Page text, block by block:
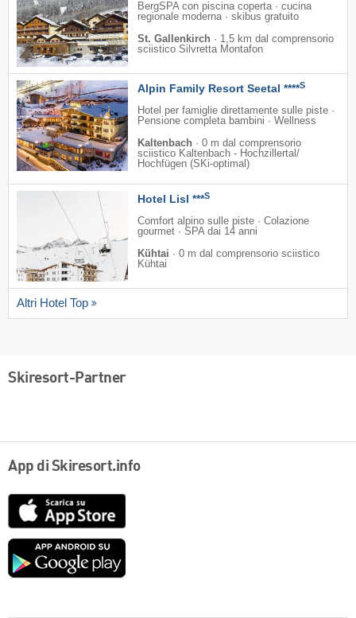
BergSPA con piscina coperta · cucina
regionale moderna · skibus gratuito
St. Gallenkirch · 1,5 km dal comprensorio
sciistico Silvretta Montafon
Alpin Family Resort Seetal ****S
Hotel per famiglie direttamente sulle piste ·
Pensione completa bambini · Wellness
Kaltenbach · 0 m dal comprensorio
sciistico Kaltenbach - Hochzillertal/​
Hochfügen (SKi-optimal)
Hotel Lisl ***S
Comfort alpino sulle piste · Colazione
gourmet · SPA dai 14 anni
Kühtai · 0 m dal comprensorio sciistico
Kühtai
Altri Hotel Top
Skiresort-Partner
App di Skiresort.info
Google